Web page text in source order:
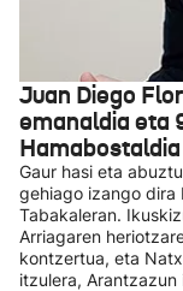
Juan Diego
emanaldia eta
Gaur hasi eta
gehiago izango dira
Tabakaleran.
Arriagaren
kontzertua, eta
itzulera,